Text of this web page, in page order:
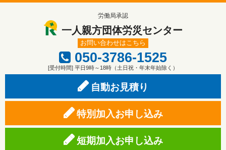
労働局承認
一人親方団体労災センター
お問い合わせはこちら
050-3786-1525
[受付時間] 平日9時～18時（土日祝・年末年始除く）
自動お見積り
特別加入お申し込み
短期加入お申し込み